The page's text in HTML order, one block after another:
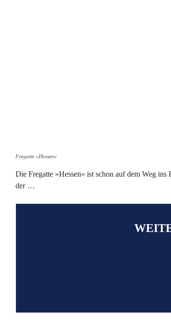
Fregatte »Hessen«
Die Fregatte »Hessen« ist schon auf dem Weg
der …